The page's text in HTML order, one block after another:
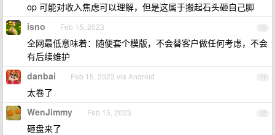
op 可能对收入焦虑可以理解，但是这属于搬起石头砸自己脚
10
isno Feb 15, 2023
全网最低意味着：随便套个模版，不会替客户做任何考虑，不会
有后续维护
11
danbai Feb 15, 2023 via Android
太卷了
12
WenJimmy Feb 15, 2023
砸盘来了